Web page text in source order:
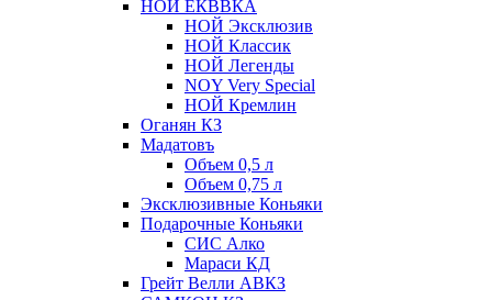
НОЙ ЕКВВКА
НОЙ Эксклюзив
НОЙ Классик
НОЙ Легенды
NOY Very Speсial
НОЙ Кремлин
Оганян КЗ
Мадатовъ
Объем 0,5 л
Объем 0,75 л
Эксклюзивные Коньяки
Подарочные Коньяки
СИС Алко
Мараси КД
Грейт Велли АВКЗ